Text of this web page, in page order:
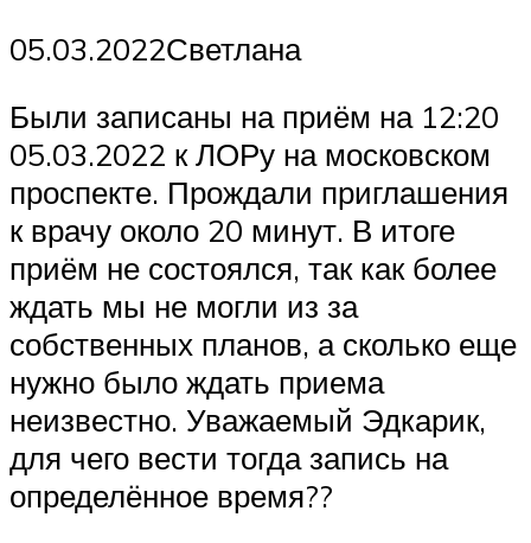
05.03.2022Светлана
Были записаны на приём на 12:20
05.03.2022 к ЛОРу на московском
проспекте. Прождали приглашения
к врачу около 20 минут. В итоге
приём не состоялся, так как более
ждать мы не могли из за
собственных планов, а сколько еще
нужно было ждать приема
неизвестно. Уважаемый Эдкарик,
для чего вести тогда запись на
определённое время??